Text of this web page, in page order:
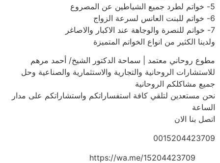
5- خواتم لطرد جميع الشياطين عن المصروع
6- خواتم للبنت العانس لسرعة الزواج
7- خواتم للنصرة والوجاهة عند الاكبار والاصاغر
ولدينا الكثير من انواع الخواتم المتميزة
مطوع روحاني معتمد | سماحة الدكتور الشيخ/ أحمد مرهم
للاستشارات الروحانية والتجارية والاستثمارية والصناعية وحل
جميع مشاكلكم الروحانية
نحن مستعدين لتلقي كافة استفساراتكم واستشاراتكم على مدار
الساعة
اتصل بنا الان
0015204423709
https://wa.me/15204423709